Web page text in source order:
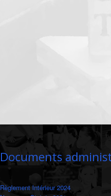
Documents
Règlement Intérieur 2024